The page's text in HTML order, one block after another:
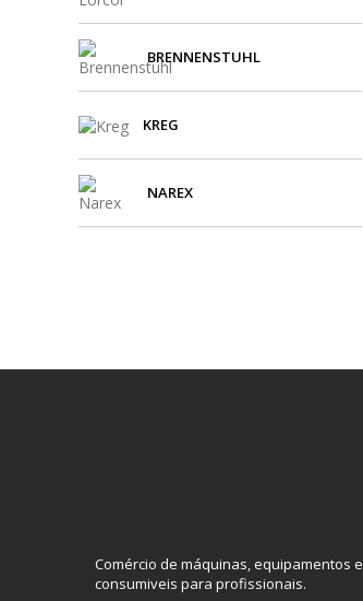
BRENNENSTUHL
KREG
NAREX
Comércio de máquinas, equipamentos e
consumiveis para profissionais.